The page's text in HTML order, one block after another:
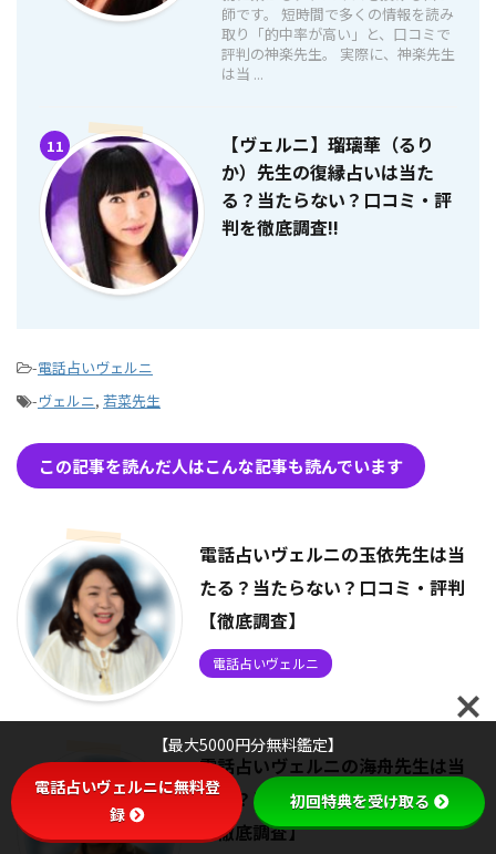
師です。 短時間で多くの情報を読み
取り「的中率が高い」と、口コミで
評判の神楽先生。 実際に、神楽先生
は当 ...
11
【ヴェルニ】瑠璃華（るり
か）先生の復縁占いは当た
る？当たらない？口コミ・評
判を徹底調査!!
-電話占いヴェルニ
-ヴェルニ, 若菜先生
この記事を読んだ人はこんな記事も読んでいます
電話占いヴェルニの玉依先生は当
たる？当たらない？口コミ・評判
【徹底調査】
電話占いヴェルニ
電話占いヴェルニの海舟先生は当
たる？当たらない？口コミ・評判
【徹底調査】
【最大5000円分無料鑑定】
電話占いヴェルニに無料登
録
初回特典を受け取る